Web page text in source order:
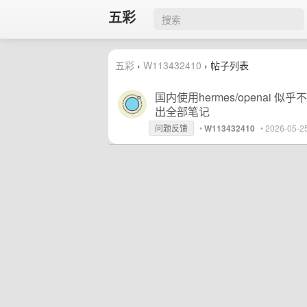
五彩
五彩 › W113432410 › 帖子列表
国内使用hermes/openai 似乎
出全部笔记
问题反馈 •W113432410 •2026-05-